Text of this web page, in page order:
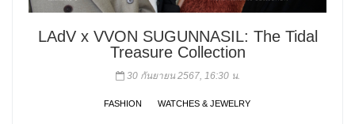
LAdV x VVON SUGUNNASIL: The Tidal
Treasure Collection
30 กันยายน 2567, 16:30 น.
FASHION WATCHES & JEWELRY